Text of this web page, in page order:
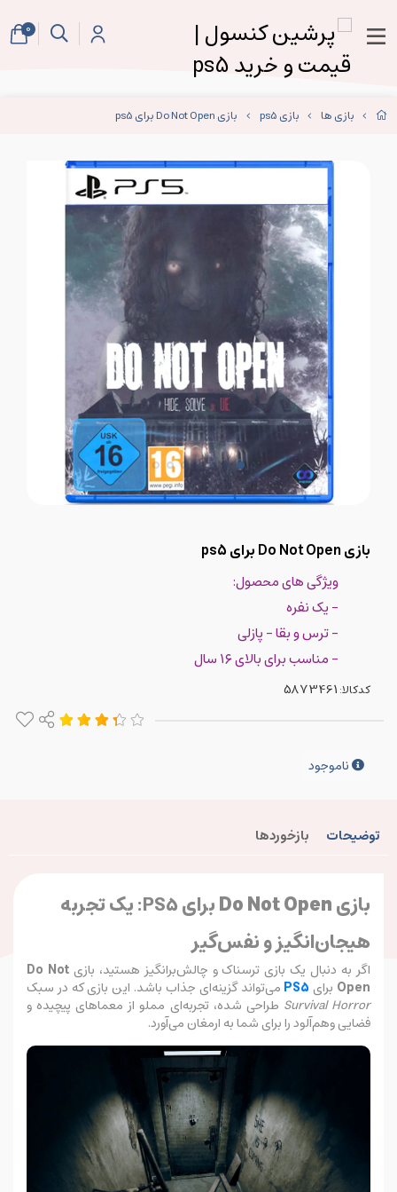
بازی ها بازی ps5 بازی Do Not Open برای ps5
بازی Do Not Open برای ps5
ویژگی های محصول:
- یک نفره
- ترس و بقا - پازلی
- مناسب برای بالای ۱۶ سال
کدکالا:
ناموجود
توضیحات بازخوردها
بازیDo Not Open
برای PS5: یک تجربه
هیجان‌انگیز و نفس‌گیر
اگر به دنبال یک بازی ترسناک و چالش‌برانگیز هستید، بازیDo Not
Open برای PS5 می‌تواند گزینه‌ای جذاب باشد. این بازی که در سبک
Survival Horror طراحی شده، تجربه‌ای مملو از معماهای پیچیده و
فضایی وهم‌آلود را برای شما به ارمغان می‌آورد.
0